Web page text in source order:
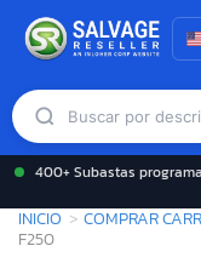
400+ Subastas
INICIO COMPRAR
F250